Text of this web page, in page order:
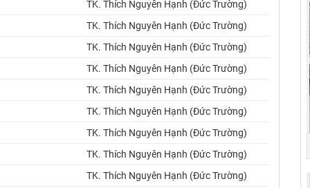
TK. Thích Nguyên Hạnh (Đức Trường)
TK. Thích Nguyên Hạnh (Đức Trường)
TK. Thích Nguyên Hạnh (Đức Trường)
TK. Thích Nguyên Hạnh (Đức Trường)
TK. Thích Nguyên Hạnh (Đức Trường)
TK. Thích Nguyên Hạnh (Đức Trường)
TK. Thích Nguyên Hạnh (Đức Trường)
TK. Thích Nguyên Hạnh (Đức Trường)
TK. Thích Nguyên Hạnh (Đức Trường)